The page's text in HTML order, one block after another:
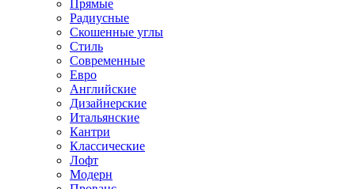
Прямые
Радиусные
Скошенные углы
Стиль
Современные
Евро
Английские
Дизайнерские
Итальянские
Кантри
Классические
Лофт
Модерн